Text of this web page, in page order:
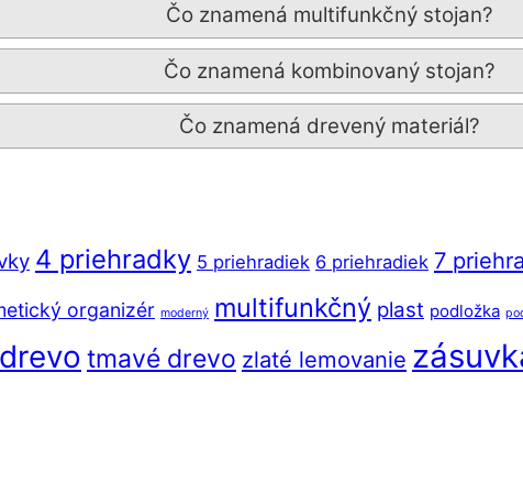
Čo znamená multifunkčný stojan?
Čo znamená kombinovaný stojan?
Čo znamená drevený materiál?
4 priehradky 5 priehradiek 6 priehradiek 7
organizér moderný multifunkčný plast podložka
tmavé drevo zlaté lemovanie